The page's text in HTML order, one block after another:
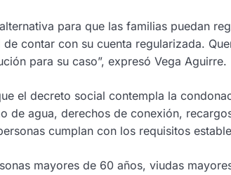
para que las familias puedan
contar con su cuenta regularizada.
para su caso”, expresó Vega Aguirre.
el decreto social contempla la
de agua, derechos de conexión,
cumplan con los requisitos
mayores de 60 años, viudas